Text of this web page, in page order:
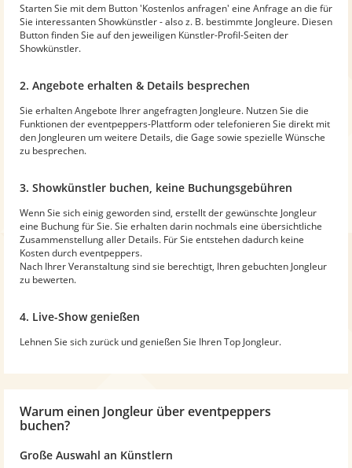
Starten Sie mit dem Button 'Kostenlos anfragen' eine Anfrage an die für
Sie interessanten Showkünstler - also z. B. bestimmte Jongleure. Diesen
Button finden Sie auf den jeweiligen Künstler-Profil-Seiten der
Showkünstler.
2. Angebote erhalten & Details besprechen
Sie erhalten Angebote Ihrer angefragten Jongleure. Nutzen Sie die
Funktionen der eventpeppers-Plattform oder telefonieren Sie direkt mit
den Jongleuren um weitere Details, die Gage sowie spezielle Wünsche
zu besprechen.
3. Showkünstler buchen, keine Buchungsgebühren
Wenn Sie sich einig geworden sind, erstellt der gewünschte Jongleur
eine Buchung für Sie. Sie erhalten darin nochmals eine übersichtliche
Zusammenstellung aller Details. Für Sie entstehen dadurch keine
Kosten durch eventpeppers.
Nach Ihrer Veranstaltung sind sie berechtigt, Ihren gebuchten Jongleur
zu bewerten.
4. Live-Show genießen
Lehnen Sie sich zurück und genießen Sie Ihren Top Jongleur.
Warum einen Jongleur über eventpeppers
buchen?
Große Auswahl an Künstlern